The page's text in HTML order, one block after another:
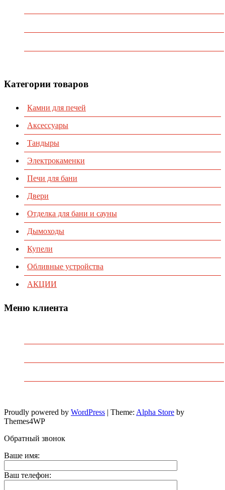
Категории товаров
Камни для печей
Аксессуары
Тандыры
Электрокаменки
Печи для бани
Двери
Отделка для бани и сауны
Дымоходы
Купели
Обливные устройства
АКЦИИ
Меню клиента
Proudly powered by WordPress | Theme: Alpha Store by
Themes4WP
Обратный звонок
Ваше имя:
Ваш телефон: